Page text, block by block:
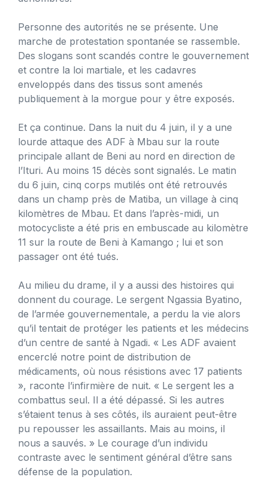
Personne des autorités ne se présente. Une
marche de protestation spontanée se rassemble.
Des slogans sont scandés contre le gouvernement
et contre la loi martiale, et les cadavres
enveloppés dans des tissus sont amenés
publiquement à la morgue pour y être exposés.
Et ça continue. Dans la nuit du 4 juin, il y a une
lourde attaque des ADF à Mbau sur la route
principale allant de Beni au nord en direction de
l’Ituri. Au moins 15 décès sont signalés. Le matin
du 6 juin, cinq corps mutilés ont été retrouvés
dans un champ près de Matiba, un village à cinq
kilomètres de Mbau. Et dans l’après-midi, un
motocycliste a été pris en embuscade au kilomètre
11 sur la route de Beni à Kamango ; lui et son
passager ont été tués.
Au milieu du drame, il y a aussi des histoires qui
donnent du courage. Le sergent Ngassia Byatino,
de l’armée gouvernementale, a perdu la vie alors
qu’il tentait de protéger les patients et les médecins
d’un centre de santé à Ngadi. « Les ADF avaient
encerclé notre point de distribution de
médicaments, où nous résistions avec 17 patients
», raconte l’infirmière de nuit. « Le sergent les a
combattus seul. Il a été dépassé. Si les autres
s’étaient tenus à ses côtés, ils auraient peut-être
pu repousser les assaillants. Mais au moins, il
nous a sauvés. » Le courage d’un individu
contraste avec le sentiment général d’être sans
défense de la population.